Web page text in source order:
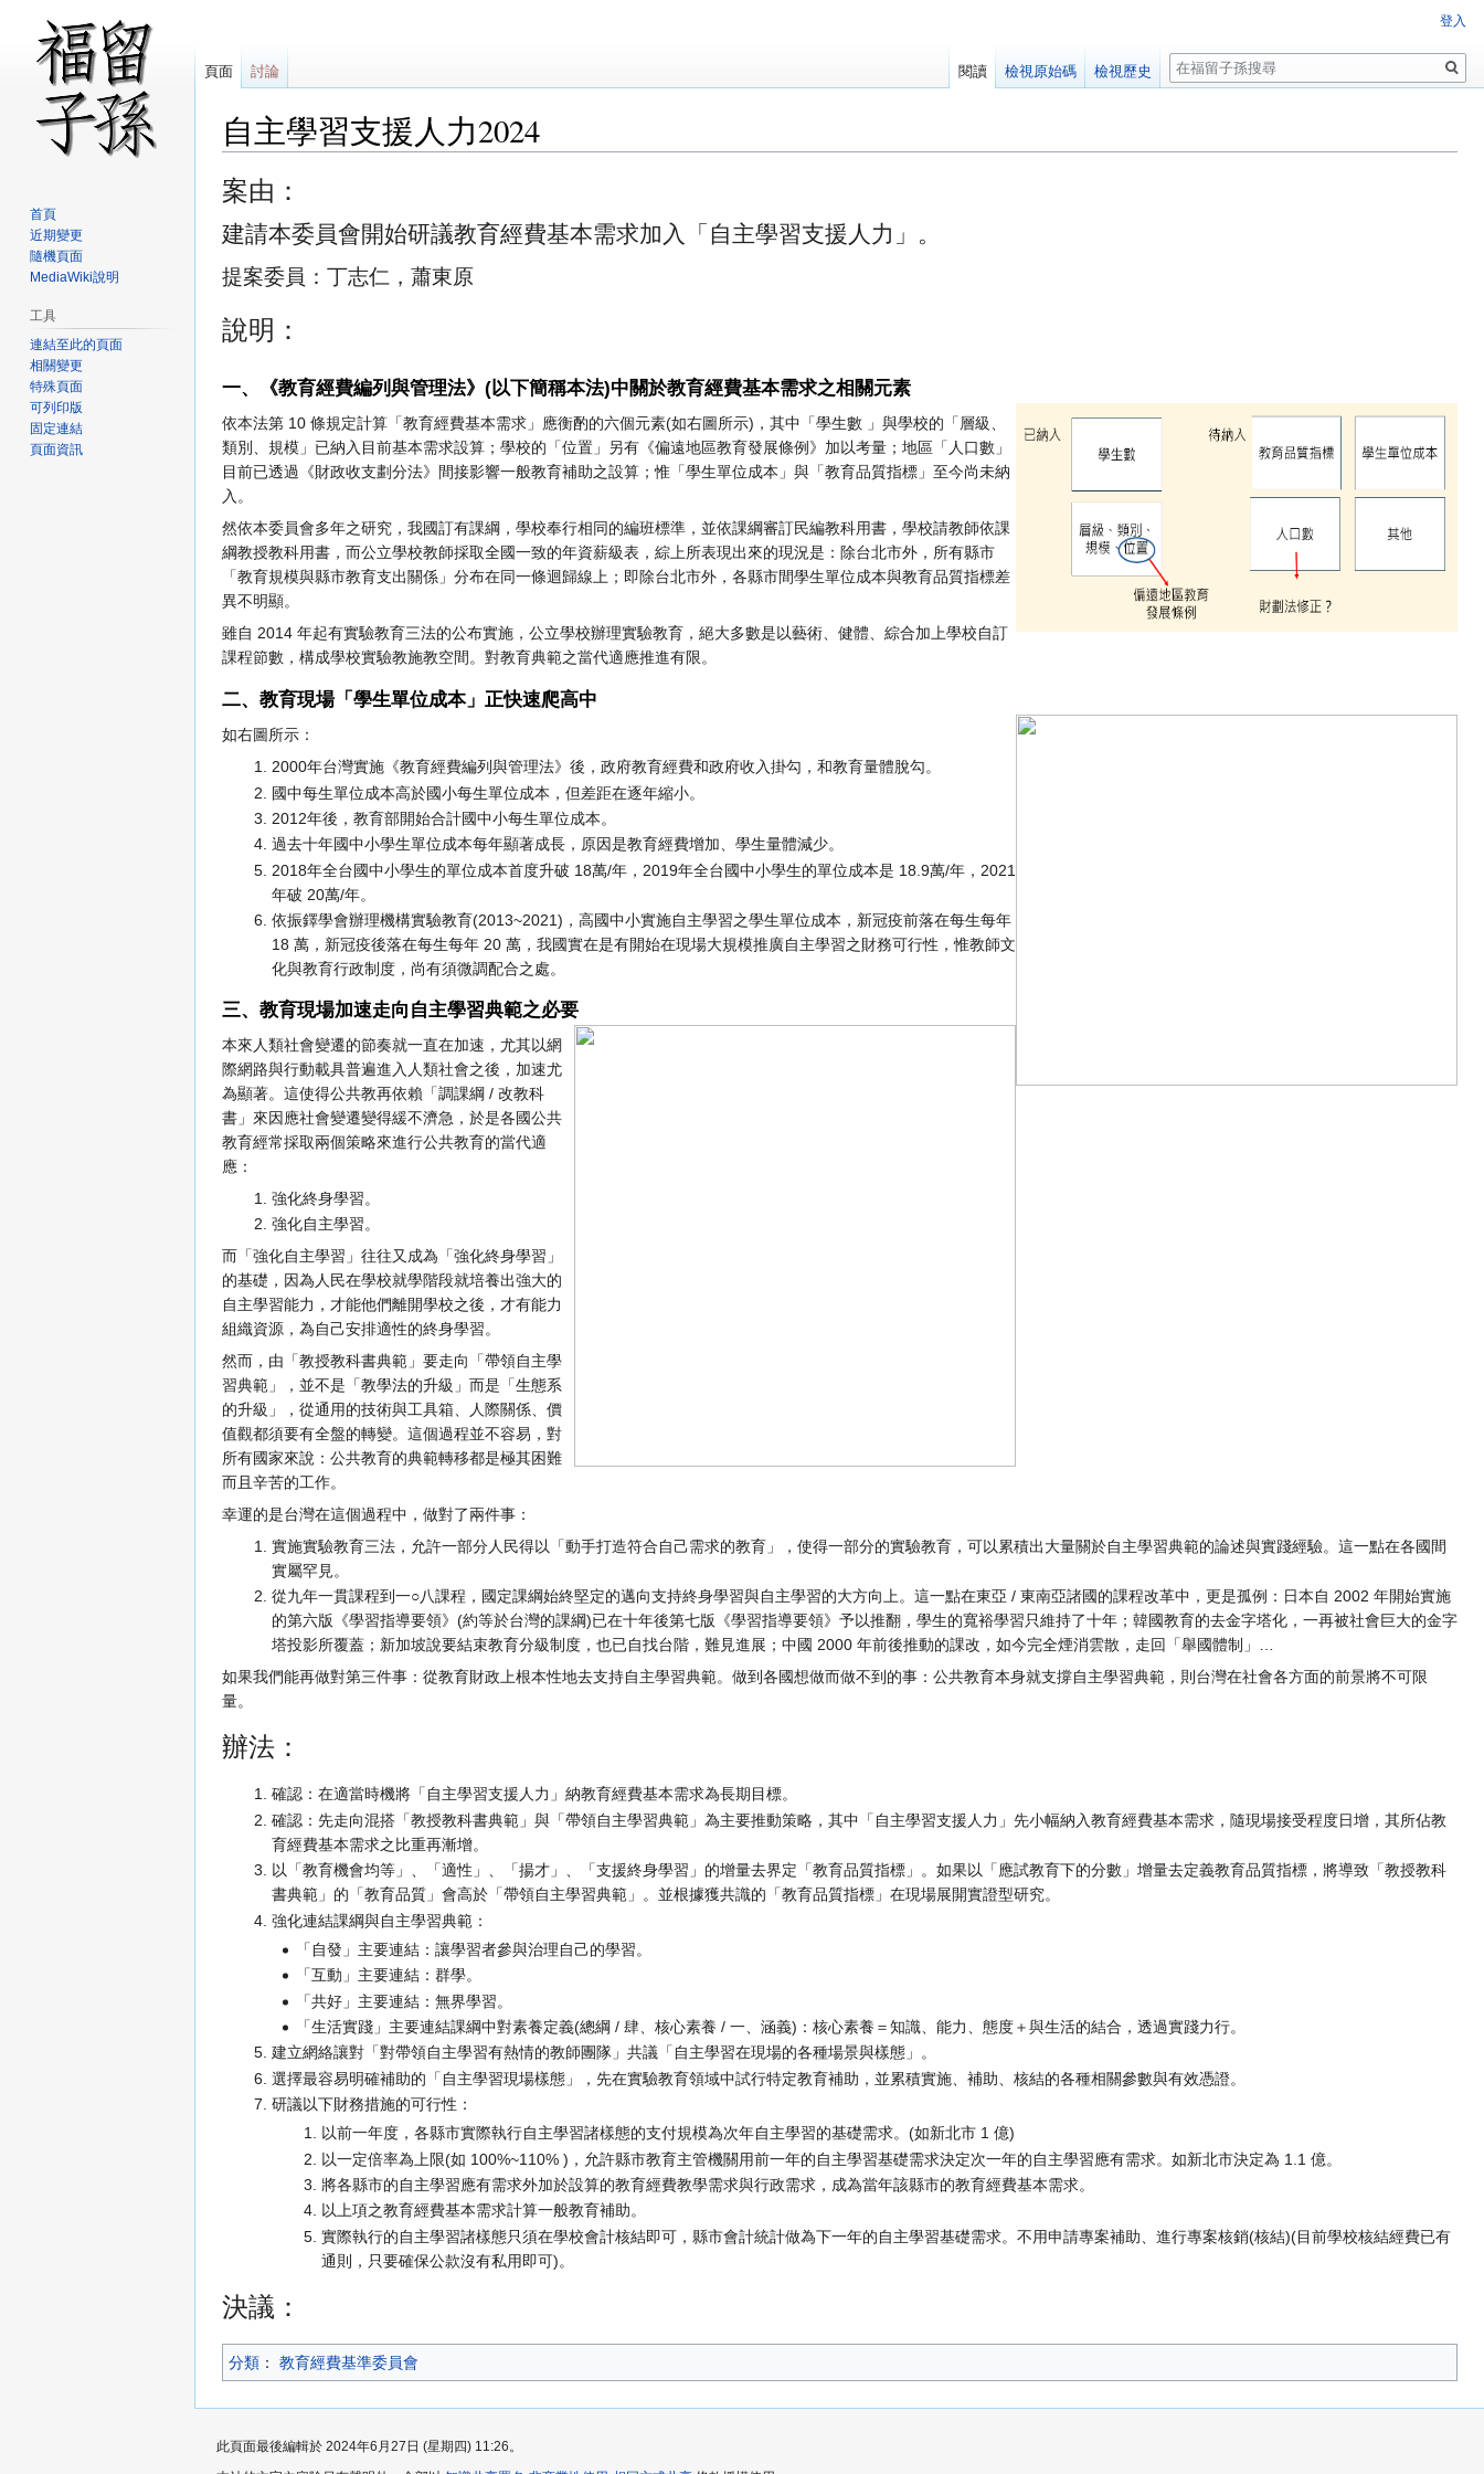
自主學習支援人力2024
跳
至
導
跳
至
搜
案由：
建請本委員會開始研議教育經費基本需求加入「自主學習支援人力」。
提案委員：丁志仁，蕭東原
說明：
一、《教育經費編列與管理法》(以下簡稱本法)中關於教育經費基本需求之相關元素
依本法第 10 條規定計算「教育經費基本需求」應衡酌的六個元素(如右圖所示)，其中「學生數 」與學校的「層級、
類別、規模」已納入目前基本需求設算；學校的「位置」另有《偏遠地區教育發展條例》加以考量；地區「人口數」
目前已透過《財政收支劃分法》間接影響一般教育補助之設算；惟「學生單位成本」與「教育品質指標」至今尚未納
入。
然依本委員會多年之研究，我國訂有課綱，學校奉行相同的編班標準，並依課綱審訂民編教科用書，學校請教師依課
綱教授教科用書，而公立學校教師採取全國一致的年資薪級表，綜上所表現出來的現況是：除台北市外，所有縣市
「教育規模與縣市教育支出關係」分布在同一條迴歸線上；即除台北市外，各縣市間學生單位成本與教育品質指標差
異不明顯。
雖自 2014 年起有實驗教育三法的公布實施，公立學校辦理實驗教育，絕大多數是以藝術、健體、綜合加上學校自訂
課程節數，構成學校實驗教施教空間。對教育典範之當代適應推進有限。
二、教育現場「學生單位成本」正快速爬高中
如右圖所示：
2000年台灣實施《教育經費編列與管理法》後，政府教育經費和政府收入掛勾，和教育量體脫勾。
國中每生單位成本高於國小每生單位成本，但差距在逐年縮小。
2012年後，教育部開始合計國中小每生單位成本。
過去十年國中小學生單位成本每年顯著成長，原因是教育經費增加、學生量體減少。
2018年全台國中小學生的單位成本首度升破 18萬/年，2019年全台國中小學生的單位成本是 18.9萬/年，2021
年破 20萬/年。
依振鐸學會辦理機構實驗教育(2013~2021)，高國中小實施自主學習之學生單位成本，新冠疫前落在每生每年
18 萬，新冠疫後落在每生每年 20 萬，我國實在是有開始在現場大規模推廣自主學習之財務可行性，惟教師文
化與教育行政制度，尚有須微調配合之處。
三、教育現場加速走向自主學習典範之必要
本來人類社會變遷的節奏就一直在加速，尤其以網
際網路與行動載具普遍進入人類社會之後，加速尤
為顯著。這使得公共教再依賴「調課綱 / 改教科
書」來因應社會變遷變得緩不濟急，於是各國公共
教育經常採取兩個策略來進行公共教育的當代適
應：
強化終身學習。
強化自主學習。
而「強化自主學習」往往又成為「強化終身學習」
的基礎，因為人民在學校就學階段就培養出強大的
自主學習能力，才能他們離開學校之後，才有能力
組織資源，為自己安排適性的終身學習。
然而，由「教授教科書典範」要走向「帶領自主學
習典範」，並不是「教學法的升級」而是「生態系
的升級」，從通用的技術與工具箱、人際關係、價
值觀都須要有全盤的轉變。這個過程並不容易，對
所有國家來說：公共教育的典範轉移都是極其困難
而且辛苦的工作。
幸運的是台灣在這個過程中，做對了兩件事：
實施實驗教育三法，允許一部分人民得以「動手打造符合自己需求的教育」，使得一部分的實驗教育，可以累積出大量關於自主學習典範的論述與實踐經驗。這一點在各國間
實屬罕見。
從九年一貫課程到一○八課程，國定課綱始終堅定的邁向支持終身學習與自主學習的大方向上。這一點在東亞 / 東南亞諸國的課程改革中，更是孤例：日本自 2002 年開始實施
的第六版《學習指導要領》(約等於台灣的課綱)已在十年後第七版《學習指導要領》予以推翻，學生的寬裕學習只維持了十年；韓國教育的去金字塔化，一再被社會巨大的金字
塔投影所覆蓋；新加坡說要結束教育分級制度，也已自找台階，難見進展；中國 2000 年前後推動的課改，如今完全煙消雲散，走回「舉國體制」…
如果我們能再做對第三件事：從教育財政上根本性地去支持自主學習典範。做到各國想做而做不到的事：公共教育本身就支撐自主學習典範，則台灣在社會各方面的前景將不可限
量。
辦法：
確認：在適當時機將「自主學習支援人力」納教育經費基本需求為長期目標。
確認：先走向混搭「教授教科書典範」與「帶領自主學習典範」為主要推動策略，其中「自主學習支援人力」先小幅納入教育經費基本需求，隨現場接受程度日增，其所佔教
育經費基本需求之比重再漸增。
以「教育機會均等」、「適性」、「揚才」、「支援終身學習」的增量去界定「教育品質指標」。如果以「應試教育下的分數」增量去定義教育品質指標，將導致「教授教科
書典範」的「教育品質」會高於「帶領自主學習典範」。並根據獲共識的「教育品質指標」在現場展開實證型研究。
強化連結課綱與自主學習典範：
「自發」主要連結：讓學習者參與治理自己的學習。
「互動」主要連結：群學。
「共好」主要連結：無界學習。
「生活實踐」主要連結課綱中對素養定義(總綱 / 肆、核心素養 / 一、涵義)：核心素養＝知識、能力、態度＋與生活的結合，透過實踐力行。
建立網絡讓對「對帶領自主學習有熱情的教師團隊」共議「自主學習在現場的各種場景與樣態」。
選擇最容易明確補助的「自主學習現場樣態」，先在實驗教育領域中試行特定教育補助，並累積實施、補助、核結的各種相關參數與有效憑證。
研議以下財務措施的可行性：
以前一年度，各縣市實際執行自主學習諸樣態的支付規模為次年自主學習的基礎需求。(如新北市 1 億)
以一定倍率為上限(如 100%~110% )，允許縣市教育主管機關用前一年的自主學習基礎需求決定次一年的自主學習應有需求。如新北市決定為 1.1 億。
將各縣市的自主學習應有需求外加於設算的教育經費教學需求與行政需求，成為當年該縣市的教育經費基本需求。
以上項之教育經費基本需求計算一般教育補助。
實際執行的自主學習諸樣態只須在學校會計核結即可，縣市會計統計做為下一年的自主學習基礎需求。不用申請專案補助、進行專案核銷(核結)(目前學校核結經費已有
通則，只要確保公款沒有私用即可)。
決議：
分類 ：​ 教育經費基準委員會
登入
頁面 討論 閱讀 檢視原始碼 檢視歷史
搜
尋
首頁
近期變更
隨機頁面
MediaWiki說明
工具
連結至此的頁面
相關變更
特殊頁面
可列印版
固定連結
頁面資訊
此頁面最後編輯於 2024年6月27日 (星期四) 11:26。